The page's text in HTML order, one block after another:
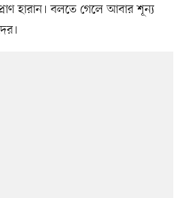
হারান। বলতে গেলে আবার শূন্য